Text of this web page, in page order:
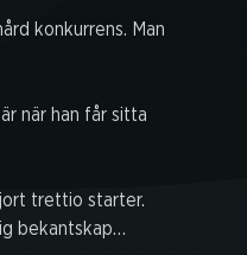
konkurrens. Man
när han får sitta
trettio starter.
bekantskap…